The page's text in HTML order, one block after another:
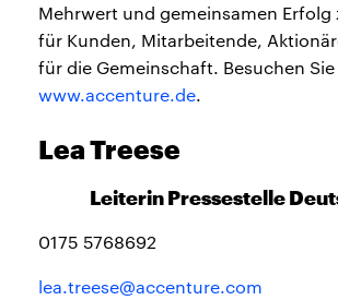
Mehrwert und gemeinsamen Erfolg
für Kunden, Mitarbeitende,
für die Gemeinschaft. Besuchen
www.accenture.de.
Lea Treese
Leiterin Pressestelle
0175 5768692
lea.treese@accenture.com